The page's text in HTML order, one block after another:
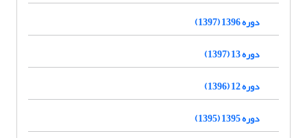
دوره 1396 (1397)
دوره 13 (1397)
دوره 12 (1396)
دوره 1395 (1395)